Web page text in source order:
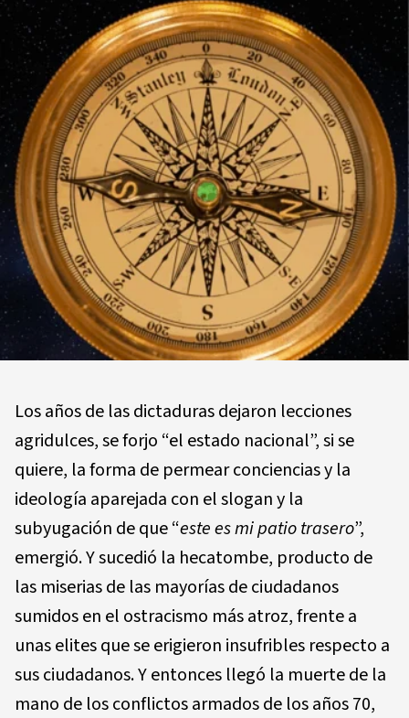
Los años de las dictaduras dejaron lecciones
agridulces, se forjo “el estado nacional”, si se
quiere, la forma de permear conciencias y la
ideología aparejada con el slogan y la
subyugación de que “este es mi patio trasero”,
emergió. Y sucedió la hecatombe, producto de
las miserias de las mayorías de ciudadanos
sumidos en el ostracismo más atroz, frente a
unas elites que se erigieron insufribles respecto a
sus ciudadanos. Y entonces llegó la muerte de la
mano de los conflictos armados de los años 70,